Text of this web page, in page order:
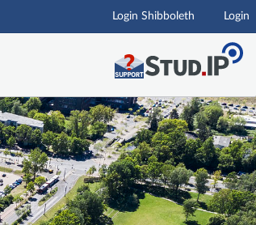
Login Shibboleth Login